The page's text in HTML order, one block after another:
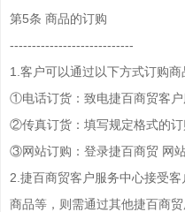
第5条 商品的订购
----------------------------
1.客户可以通过以下方式订购
①电话订货：致电捷百商贸客
②传真订货：填写规定格式的
③网站订购：登录捷百商贸 网
2.捷百商贸客户服务中心接受
商品等，则需通过其他捷百商